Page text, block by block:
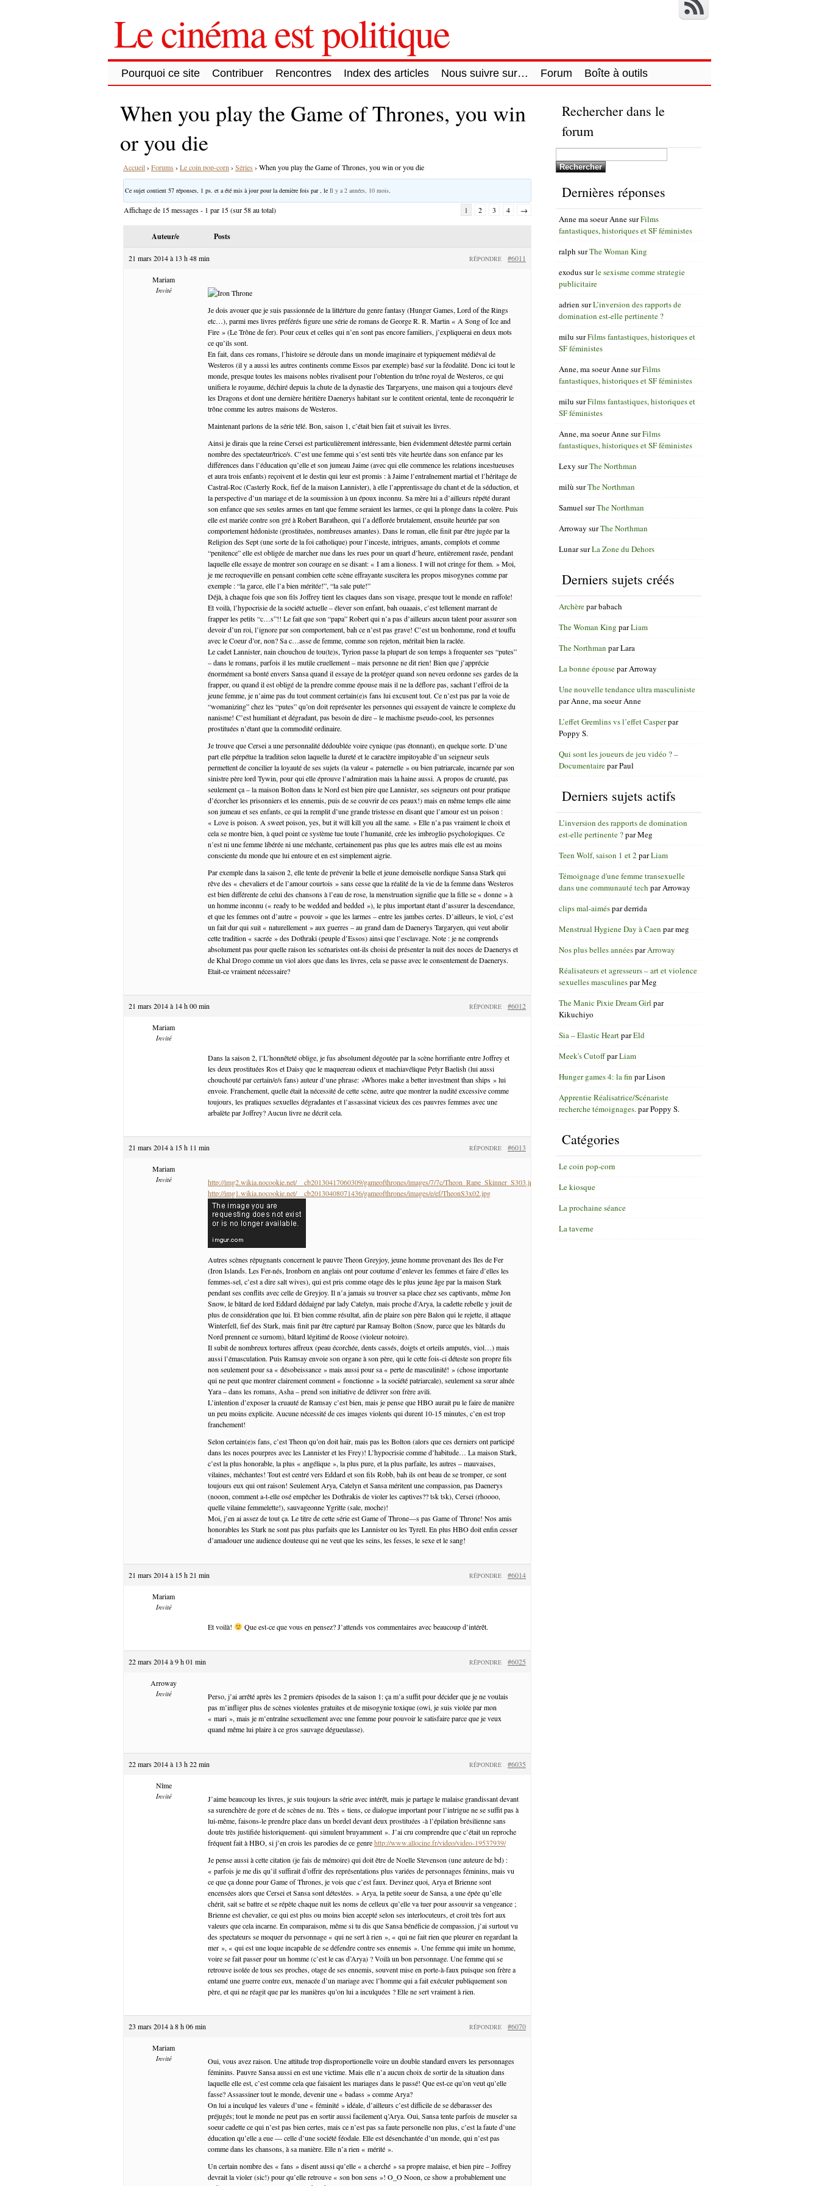
Le cinéma est politique
Pourquoi ce site Contribuer Rencontres Index des articles Nous suivre sur… Forum Boîte à outils
When you play the Game of Thrones, you win
or you die
Accueil› Forums › Le coin pop-corn › Séries › When you play the Game of Thrones, you win or you die
Ce sujet contient 57 réponses, 1 ps. et a été mis à jour pour la dernière fois par , le Il y a 2 années, 10 mois
Affichage de 15 messages - 1 par 15 (sur 58 au total) 1 2 3 4 →
Auteur/e Posts
21 mars 2014 à 13 h 48 min #6011
RÉPONDRE
Mariam
Invité
Je dois avouer que je suis passionnée de la littérture du genre fantasy (Hunger Games, Lord of the Rings
etc…), parmi mes livres préférés figure une série de romans de George R. R. Martin « A Song of Ice and
Fire » (Le Trône de fer). Pour ceux et celles qui n’en sont pas encore familiers, j’expliquerai en deux mots
ce qu’ils sont.
En fait, dans ces romans, l’histoire se déroule dans un monde imaginaire et typiquement médiéval de
Westeros (il y a aussi les autres continents comme Essos par exemple) basé sur la féodalité. Donc ici tout le
monde, presque toutes les maisons nobles rivalisent pour l’obtention du trône royal de Westeros, ce qui
unifiera le royaume, déchiré depuis la chute de la dynastie des Targaryens, une maison qui a toujours élevé
les Dragons et dont une dernière héritière Daenerys habitant sur le contitent oriental, tente de reconquérir le
trône comme les autres maisons de Westeros.
Maintenant parlons de la série télé. Bon, saison 1, c’était bien fait et suivait les livres.
Ainsi je dirais que la reine Cersei est particulièrement intéressante, bien évidemment détestée parmi certain
nombre des spectateur/trice/s. C’est une femme qui s’est senti très vite heurtée dans son enfance par les
différences dans l’éducation qu’elle et son jumeau Jaime (avec qui elle commence les relations incestueuses
et aura trois enfants) reçoivent et le destin qui leur est promis : à Jaime l’entraînement martial et l’héritage de
Castral-Roc (Casterly Rock, fief de la maison Lannister), à elle l’apprentissage du chant et de la séduction, et
la perspective d’un mariage et de la soumission à un époux inconnu. Sa mère lui a d’ailleurs répété durant
son enfance que ses seules armes en tant que femme seraient les larmes, ce qui la plonge dans la colère. Puis
elle est mariée contre son gré à Robert Baratheon, qui l’a déflorée brutalement, ensuite heurtée par son
comportement hédoniste (prostituées, nombreuses amantes). Dans le roman, elle finit par être jugée par la
Religion des Sept (une sorte de la foi catholique) pour l’inceste, intrigues, amants, complots et comme
“penitence” elle est obligée de marcher nue dans les rues pour un quart d’heure, entièrement rasée, pendant
laquelle elle essaye de montrer son courage en se disant: « I am a lioness. I will not cringe for them. » Moi,
je me recroqueville en pensant combien cette scène effrayante suscitera les propos misogynes comme par
exemple : “la garce, elle l’a bien méritée!”, “la sale pute!”
Déjà, à chaque fois que son fils Joffrey tient les claques dans son visage, presque tout le monde en raffole!
Et voilà, l’hypocrisie de la société actuelle – élever son enfant, bah ouaaais, c’est tellement marrant de
frapper les petits “c…s”!! Le fait que son “papa” Robert qui n’a pas d’ailleurs aucun talent pour assurer son
devoir d’un roi, l’ignore par son comportement, bah ce n’est pas grave! C’est un bonhomme, rond et touffu
avec le Coeur d’or, non? Sa c…asse de femme, comme son rejeton, méritait bien la raclée.
Le cadet Lannister, nain chouchou de tou(te)s, Tyrion passe la plupart de son temps à frequenter ses “putes”
– dans le romans, parfois il les mutile cruellement – mais personne ne dit rien! Bien que j’apprécie
énormément sa bonté envers Sansa quand il essaye de la protéger quand son neveu ordonne ses gardes de la
frapper, ou quand il est obligé de la prendre comme épouse mais il ne la déflore pas, sachant l’effroi de la
jeune femme, je n’aime pas du tout comment certain(e)s fans lui excusent tout. Ce n’est pas par la voie de
“womanizing” chez les “putes” qu’on doit représenter les personnes qui essayent de vaincre le complexe du
nanisme! C’est humiliant et dégradant, pas besoin de dire – le machisme pseudo-cool, les personnes
prostituées n’étant que la commodité ordinaire.
Je trouve que Cersei a une personnalité dédoublée voire cynique (pas étonnant), en quelque sorte. D’une
part elle pérpétue la tradition selon laquelle la dureté et le caractère impitoyable d’un seigneur seuls
permettent de concilier la loyauté de ses sujets (la valeur « paternelle » ou bien patriarcale, incarnée par son
sinistre père lord Tywin, pour qui elle éprouve l’admiration mais la haine aussi. A propos de cruauté, pas
seulement ça – la maison Bolton dans le Nord est bien pire que Lannister, ses seigneurs ont pour pratique
d’écorcher les prisonniers et les ennemis, puis de se couvrir de ces peaux!) mais en même temps elle aime
son jumeau et ses enfants, ce qui la remplit d’une grande tristesse en disant que l’amour est un poison :
« Love is poison. A sweet poison, yes, but it will kill you all the same. » Elle n’a pas vraiment le choix et
cela se montre bien, à quel point ce système tue toute l’humanité, crée les imbroglio psychologiques. Ce
n’est ni une femme libérée ni une méchante, certainement pas plus que les autres mais elle est au moins
consciente du monde que lui entoure et en est simplement aigrie.
Par exemple dans la saison 2, elle tente de prévenir la belle et jeune demoiselle nordique Sansa Stark qui
rêve des « chevaliers et de l’amour courtois » sans cesse que la réalité de la vie de la femme dans Westeros
est bien différente de celui des chansons à l’eau de rose, la menstruation signifie que la fille se « donne » à
un homme inconnu (« ready to be wedded and bedded »), le plus important étant d’assurer la descendance,
et que les femmes ont d’autre « pouvoir » que les larmes – entre les jambes certes. D’ailleurs, le viol, c’est
un fait dur qui suit « naturellement » aux guerres – au grand dam de Daenerys Targaryen, qui veut abolir
cette tradition « sacrée » des Dothraki (peuple d’Essos) ainsi que l’esclavage. Note : je ne comprends
absolument pas pour quelle raison les scénaristes ont-ils choisi de présenter la nuit des noces de Daenerys et
de Khal Drogo comme un viol alors que dans les livres, cela se passe avec le consentement de Daenerys.
Etait-ce vraiment nécessaire?
21 mars 2014 à 14 h 00 min #6012
RÉPONDRE
Mariam
Invité
Dans la saison 2, l’L’honnêteté oblige, je fus absolument dégoutée par la scène horrifiante entre Joffrey et
les deux prostituées Ros et Daisy que le maquereau odieux et machiavélique Petyr Baelish (lui aussi
chouchouté par certain/e/s fans) auteur d’une phrase: »Whores make a better investment than ships » lui
envoie. Franchement, quelle était la nécessité de cette scène, autre que montrer la nudité excessive comme
toujours, les pratiques sexuelles dégradantes et l’assassinat vicieux des ces pauvres femmes avec une
arbalète par Joffrey? Aucun livre ne décrit cela.
21 mars 2014 à 15 h 11 min #6013
RÉPONDRE
Mariam
Invité
http://img2.wikia.nocookie.net/__cb20130417060309/gameofthrones/images/7/7c/Theon_Rape_Skinner_S303.jpg
http://img1.wikia.nocookie.net/__cb20130408071436/gameofthrones/images/e/ef/TheonS3x02.jpg
Autres scènes répugnants concernent le pauvre Theon Greyjoy, jeune homme provenant des îles de Fer
(Iron Islands. Les Fer-nés, Ironborn en anglais ont pour coutume d’enlever les femmes et faire d’elles les
femmes-sel, c’est a dire salt wives), qui est pris comme otage dès le plus jeune âge par la maison Stark
pendant ses conflits avec celle de Greyjoy. Il n’a jamais su trouver sa place chez ses captivants, même Jon
Snow, le bâtard de lord Eddard dédaigné par lady Catelyn, mais proche d’Arya, la cadette rebelle y jouit de
plus de considération que lui. Et bien comme résultat, afin de plaire son père Balon qui le rejette, il attaque
Winterfell, fief des Stark, mais finit par être capturé par Ramsay Bolton (Snow, parce que les bâtards du
Nord prennent ce surnom), bâtard légitimé de Roose (violeur notoire).
Il subit de nombreux tortures affreux (peau écorchée, dents cassés, doigts et orteils amputés, viol…) mais
aussi l’émasculation. Puis Ramsay envoie son organe à son père, qui le cette fois-ci déteste son propre fils
non seulement pour sa « désobeissance » mais aussi pour sa « perte de masculinité! » (chose importante
qui ne peut que montrer clairement comment « fonctionne » la société patriarcale), seulement sa sœur aînée
Yara – dans les romans, Asha – prend son initiative de délivrer son frère avili.
L’intention d’exposer la cruauté de Ramsay c’est bien, mais je pense que HBO aurait pu le faire de manière
un peu moins explicite. Aucune nécessité de ces images violents qui durent 10-15 minutes, c’en est trop
franchement!
Selon certain(e)s fans, c’est Theon qu’on doit haïr, mais pas les Bolton (alors que ces derniers ont participé
dans les noces pourpres avec les Lannister et les Frey)! L’hypocrisie comme d’habitude… La maison Stark,
c’est la plus honorable, la plus « angélique », la plus pure, et la plus parfaite, les autres – mauvaises,
vilaines, méchantes! Tout est centré vers Eddard et son fils Robb, bah ils ont beau de se tromper, ce sont
toujours eux qui ont raison! Seulement Arya, Catelyn et Sansa méritent une compassion, pas Daenerys
(nooon, comment a-t-elle osé empêcher les Dothrakis de violer les captives?? tsk tsk), Cersei (rhoooo,
quelle vilaine femmelette!), sauvageonne Ygritte (sale, moche)!
Moi, j’en ai assez de tout ça. Le titre de cette série est Game of Throne—s pas Game of Throne! Nos amis
honorables les Stark ne sont pas plus parfaits que les Lannister ou les Tyrell. En plus HBO doit enfin cesser
d’amadouer une audience douteuse qui ne veut que les seins, les fesses, le sexe et le sang!
21 mars 2014 à 15 h 21 min #6014
RÉPONDRE
Mariam
Invité
Et voilà! Que est-ce que vous en pensez? J’attends vos commentaires avec beaucoup d’intérêt.
22 mars 2014 à 9 h 01 min #6025
RÉPONDRE
Arroway
Invité
Perso, j’ai arrêté après les 2 premiers épisodes de la saison 1: ça m’a suffit pour décider que je ne voulais
pas m’infliger plus de scènes violentes gratuites et de misogynie toxique (owi, je suis violée par mon
« mari », mais je m’entraîne sexuellement avec une femme pour pouvoir le satisfaire parce que je veux
quand même lui plaire à ce gros sauvage dégueulasse).
22 mars 2014 à 13 h 22 min #6035
RÉPONDRE
Nîme
Invité
J’aime beaucoup les livres, je suis toujours la série avec intérêt, mais je partage le malaise grandissant devant
sa surenchère de gore et de scènes de nu. Très « tiens, ce dialogue important pour l’intrigue ne se suffit pas à
lui-même, faisons-le prendre place dans un bordel devant deux prostituées -à l’épilation brésilienne sans
doute très justifiée historiquement- qui simulent bruyamment ». J’ai cru comprendre que c’était un reproche
fréquent fait à HBO, si j’en crois les parodies de ce genrehttp://www.allocine.fr/video/video-19537939/
Je pense aussi à cette citation (je fais de mémoire) qui doit être de Noelle Stevenson (une auteure de bd) :
« parfois je me dis qu’il suffirait d’offrir des représentations plus variées de personnages féminins, mais vu
ce que ça donne pour Game of Thrones, je vois que c’est faux. Devinez quoi, Arya et Brienne sont
encensées alors que Cersei et Sansa sont détestées. » Arya, la petite soeur de Sansa, a une épée qu’elle
chérit, sait se battre et se répète chaque nuit les noms de celleux qu’elle va tuer pour assouvir sa vengeance ;
Brienne est chevalier, ce qui est plus ou moins bien accepté selon ses interlocuteurs, et croit très fort aux
valeurs que cela incarne. En comparaison, même si tu dis que Sansa bénéficie de compassion, j’ai surtout vu
des spectateurs se moquer du personnage « qui ne sert à rien », « qui ne fait rien que pleurer en regardant la
mer », « qui est une loque incapable de se défendre contre ses ennemis ». Une femme qui imite un homme,
voire se fait passer pour un homme (c’est le cas d’Arya) ? Voilà un bon personnage. Une femme qui se
retrouve isolée de tous ses proches, otage de ses ennemis, souvent mise en porte-à-faux puisque son frère a
entamé une guerre contre eux, menacée d’un mariage avec l’homme qui a fait exécuter publiquement son
père, et qui ne réagit que par les manières qu’on lui a inculquées ? Elle ne sert vraiment à rien.
23 mars 2014 à 8 h 06 min #6070
RÉPONDRE
Mariam
Invité
Oui, vous avez raison. Une attitude trop disproportionelle voire un double standard envers les personnages
féminins. Pauvre Sansa aussi en est une victime. Mais elle n’a aucun choix de sortir de la situation dans
laquelle elle est, c’est comme cela que faisaient les mariages dans le passé! Que est-ce qu’on veut qu’elle
fasse? Assassiner tout le monde, devenir une « badass » comme Arya?
On lui a inculqué les valeurs d’une « féminité » idéale, d’ailleurs c’est difficile de se débarasser des
préjugés; tout le monde ne peut pas en sortir aussi facilement q’Arya. Oui, Sansa tente parfois de museler sa
soeur cadette ce qui n’est pas bien certes, mais ce n’est pas sa faute personelle non plus, c’est la faute d’une
éducation qu’elle a eue — celle d’une société féodale. Elle est désenchantée d’un monde, qui n’est pas
comme dans les chansons, à sa manière. Elle n’a rien « mérité ».
Un certain nombre des « fans » disent aussi qu’elle « a cherché » sa propre malaise, et bien pire – Joffrey
devrait la violer (sic!) pour qu’elle retrouve « son bon sens »! O_O Noon, ce show a probablement une
Rechercher dans le
forum
Dernières réponses
Anne ma soeur AnnesurFilms
fantastiques, historiques et SF féministes
ralph surThe Woman King
exodussurle sexisme comme strategie
publicitaire
adrien surL’inversion des rapports de
domination est-elle pertinente ?
milu surFilms fantastiques, historiques et
SF féministes
Anne, ma soeur AnnesurFilms
fantastiques, historiques et SF féministes
milu surFilms fantastiques, historiques et
SF féministes
Anne, ma soeur AnnesurFilms
fantastiques, historiques et SF féministes
Lexy surThe Northman
milù surThe Northman
Samuel surThe Northman
Arroway surThe Northman
LunarsurLa Zone du Dehors
Derniers sujets créés
Archèreparbabach
The Woman King parLiam
The Northman parLara
La bonne épouseparArroway
Une nouvelle tendance ultra masculiniste
parAnne, ma soeur Anne
L’effet Gremlins vs l’effet Casperpar
Poppy S.
Qui sont les joueurs de jeu vidéo ? –
DocumentaireparPaul
Derniers sujets actifs
L’inversion des rapports de domination
est-elle pertinente ?parMeg
Teen Wolf, saison 1 et 2 parLiam
Témoignage d'une femme transexuelle
dans une communauté tech parArroway
clips mal-aimésparderrida
Menstrual Hygiene Day à Caen parmeg
Nos plus belles annéesparArroway
Réalisateurs et agresseurs – art et violence
sexuelles masculinesparMeg
The Manic Pixie Dream Girl par
Kikuchiyo
Sia – Elastic HeartparEld
Meek's CutoffparLiam
Hunger games 4: la fin parLison
Apprentie Réalisatrice/Scénariste
recherche témoignages. parPoppy S.
Catégories
Le coin pop-corn
Le kiosque
La prochaine séance
La taverne